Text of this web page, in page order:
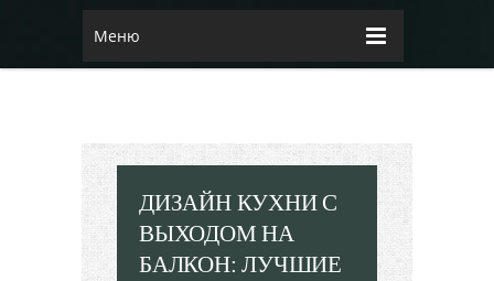
Меню
ДИЗАЙН КУХНИ С
ВЫХОДОМ НА
БАЛКОН: ЛУЧШИЕ